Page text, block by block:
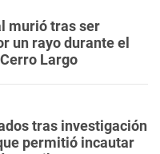
murió tras ser
un rayo durante el
Largo
tras investigación
permitió incautar